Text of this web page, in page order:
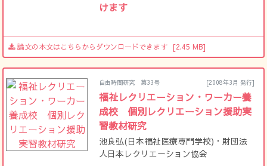
けます
論文の本文はこちらからダウンロードできます [2.45 MB]
自由時間研究 第33号 [2008年3月 発行]
福祉レクリエーション・ワーカー養
成校 個別レクリエーション援助実
習教材研究
池良弘(日本福祉医療専門学校)・財団法
人日本レクリエーション協会